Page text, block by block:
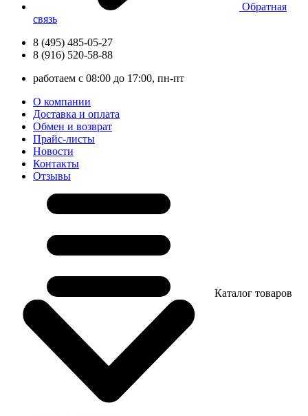
Обратная
связь
8 (495) 485-05-27
8 (916) 520-58-88
работаем с 08:00 до 17:00, пн-пт
О компании
Доставка и оплата
Обмен и возврат
Прайс-листы
Новости
Контакты
Отзывы
Каталог товаров